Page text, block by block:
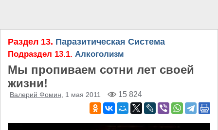
Раздел 13. Паразитическая Система
Подраздел 13.1. Алкоголизм
Мы пропиваем сотни лет своей
жизни!
Валерий Фомин , 1 мая 2011 15 824